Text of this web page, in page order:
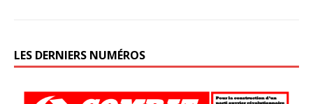
LES DERNIERS NUMÉROS